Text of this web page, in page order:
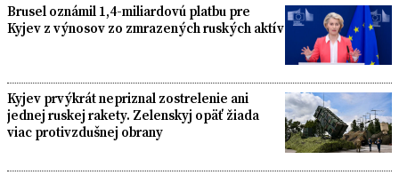
Brusel oznámil 1,4-miliardovú platbu pre
Kyjev z výnosov zo zmrazených ruských aktív
Kyjev prvýkrát nepriznal zostrelenie ani
jednej ruskej rakety. Zelenskyj opäť žiada
viac protivzdušnej obrany